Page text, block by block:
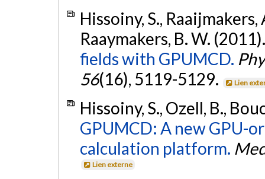
Hissoiny, S., Raaijmakers,
Raaymakers, B. W.
fields with GPUMCD.
56(16), 5119-5129. Lien
Hissoiny, S., Ozell, B.,
GPUMCD: A new GPU-
calculation platform.
Lien externe